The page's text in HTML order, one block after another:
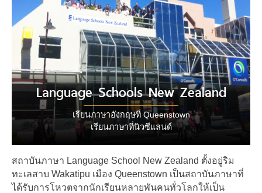
Language Schools New Zealand
เรียนภาษาอังกฤษที่ Queenstown
เรียนภาษาที่นิวซีแลนด์
สถาบันภาษา Language School New Zealand ตั้งอยู่ริม
ทะเลสาบ Wakatipu เมือง Queenstown เป็นสถาบันภาษาที่
ได้รับการโหวตจากนักเรียนหลายพันคนทั่วโลกให้เป็น